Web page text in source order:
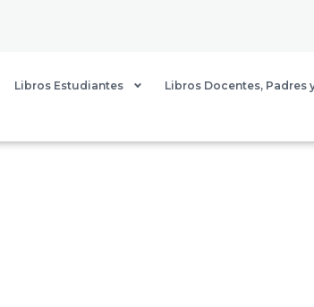
Libros Estudiantes Libros Docentes, Padres